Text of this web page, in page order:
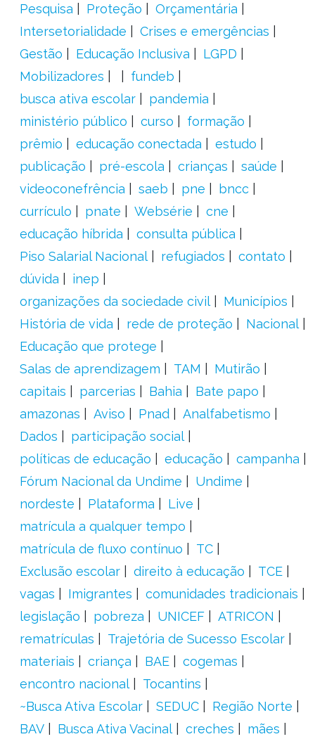
Pesquisa Proteção
Orçamentária
Intersetorialidade
Crises e emergências
Gestão
Educação Inclusiva
LGPD
Mobilizadores
fundeb
busca ativa escolar
pandemia
ministério público
curso
formação
prêmio
educação conectada
estudo
publicação
pré-escola crianças
saúde
videoconefrência
saeb pne
bncc
currículo
pnate Websérie
cne
educação híbrida
consulta pública
Piso Salarial Nacional
refugiados
contato
dúvida
inep
organizações da sociedade civil
Municípios
História de vida
rede de proteção
Nacional
Educação que protege
Salas de aprendizagem
TAM
Mutirão
capitais
parcerias Bahia
Bate papo
amazonas
Aviso Pnad
Analfabetismo
Dados
participação social
políticas de educação
educação
campanha
Fórum Nacional da Undime
Undime
nordeste
Plataforma
Live
matrícula a qualquer tempo
matrícula de fluxo contínuo
TC
Exclusão escolar
direito à educação
TCE
vagas
Imigrantes
comunidades tradicionais
legislação
pobreza UNICEF
ATRICON
rematrículas
Trajetória de Sucesso Escolar
materiais
criança BAE
cogemas
encontro nacional
Tocantins
~Busca Ativa Escolar
SEDUC
Região Norte
BAV
Busca Ativa Vacinal creches
mães